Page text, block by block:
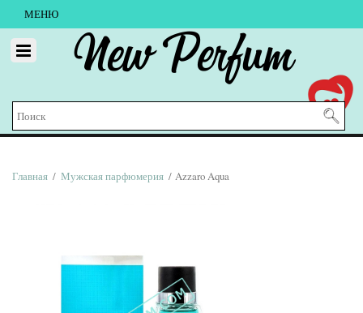
МЕНЮ
New Perfum
Главная / Мужская парфюмерия / Azzaro Aqua